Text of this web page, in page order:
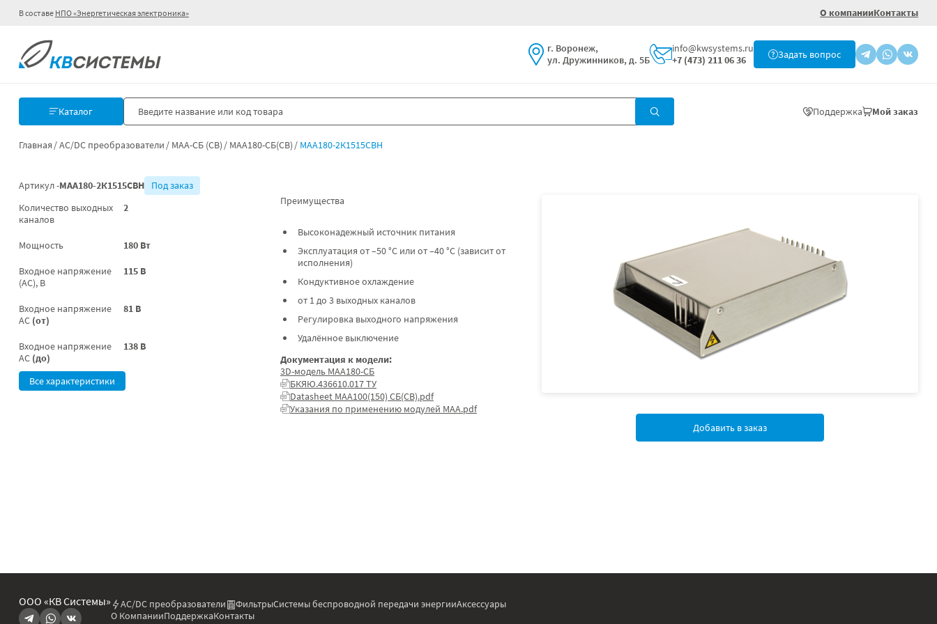
В составе НПО «Энергетическая электроника» О компанииКонтакты
г. Воронеж,
ул. Дружинников, д. 5Б
info@kwsystems.ru
+7 (473) 211 06 36
Задать вопрос
Каталог Поддержка Мой заказ
Главная AC/DC преобразователи МАА-СБ (СВ) МАА180-СБ(СВ) МАА180-2К1515СВН
Артикул -МАА180-2К1515СВН
Под заказ
Количество выходных
каналов
2
Мощность 180 Вт
Входное напряжение
(AC), В
115 В
Входное напряжение
AC (от)
81 В
Входное напряжение
AC (до)
138 В
Все характеристики
Преимущества
Высоконадежный источник питания
Эксплуатация от –50 °C или от –40 °C (зависит от
исполнения)
Кондуктивное охлаждение
от 1 до 3 выходных каналов
Регулировка выходного напряжения
Удалённое выключение
Документация к модели:
3D-модель МАА180-СБ
БКЯЮ.436610.017 ТУ
Datasheet МАА100(150) СБ(СВ).pdf
Указания по применению модулей МАА.pdf
Добавить в заказ
ООО «КВ Системы» AC/DC преобразователи ФильтрыСистемы беспроводной передачи энергииАксессуары
О КомпанииПоддержкаКонтакты